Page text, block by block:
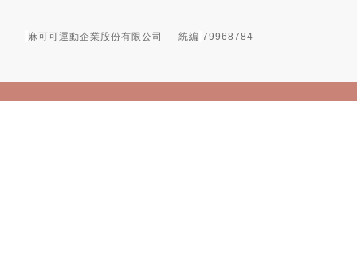
麻可可運動企業股份有限公司 統編 79968784